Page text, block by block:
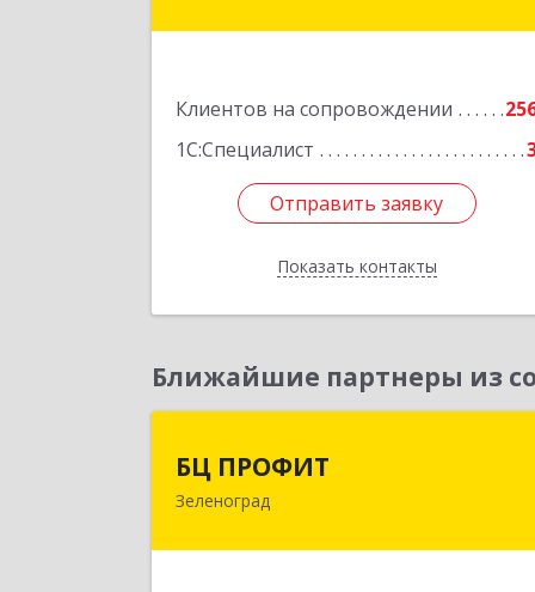
Клиентов на сопровождении
1С:Специалист
Отправить заявку
Показать контакты
Отправить заявку
Назад
Ближайшие партнеры из
БЦ ПРОФИТ
Зеленоград124482, Москва г, Зеленоград г,